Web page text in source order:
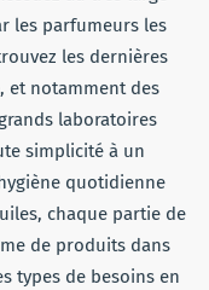
les parfumeurs les
les dernières
et notamment des
laboratoires
simplicité à un
quotidienne
chaque partie de
de produits dans
types de besoins en